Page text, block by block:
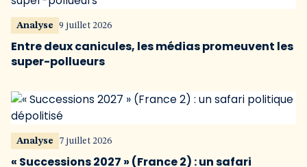
Analyse 9 juillet 2026
Entre deux canicules, les médias promeuvent les
super-pollueurs
Analyse 7 juillet 2026
« Successions 2027 » (France 2) : un safari